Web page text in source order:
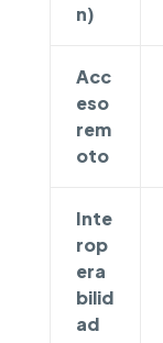
n)
Acc
eso
rem
oto
Inte
rop
era
bilid
ad